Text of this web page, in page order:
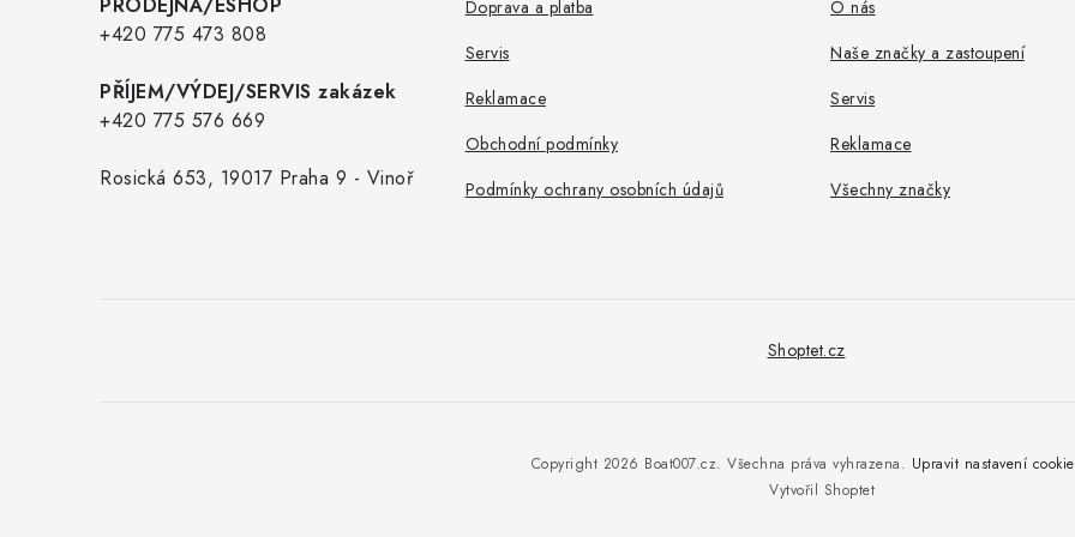
PRODEJNA/ESHOP
+420 775 473 808
PŘÍJEM/VÝDEJ/SERVIS zakázek
+420 775 576 669
Rosická 653, 19017 Praha 9 - Vinoř
Doprava a platba
Servis
Reklamace
Obchodní podmínky
Podmínky ochrany osobních údajů
O nás
Naše značky a zastoupení
Servis
Reklamace
Všechny značky
Shoptet.cz
Vytvořil Shoptet
Copyright 2026 Boat007.cz. Všechna práva vyhrazena. Upravit nastavení